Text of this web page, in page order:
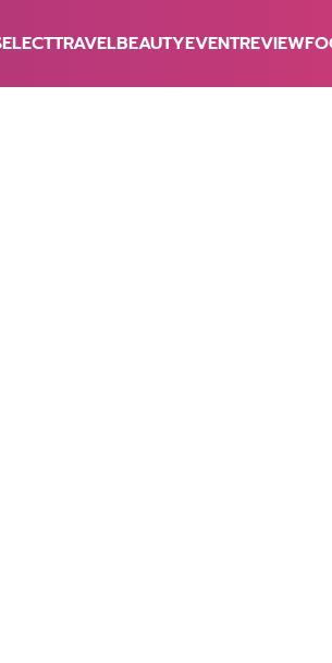
TRAVELBEAUTYEVENTREVIEW